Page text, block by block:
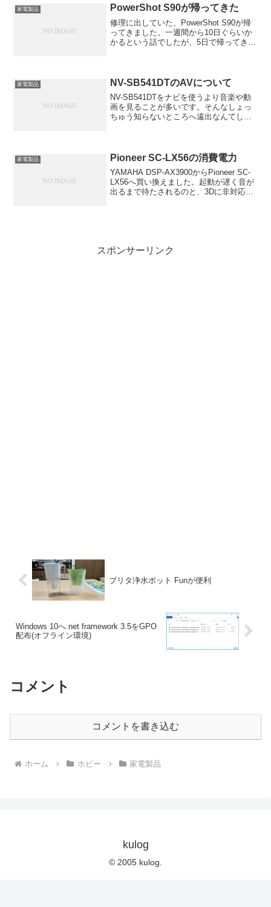
家電製品 PowerShot S90が帰ってきた
修理に出していた、PowerShot S90が帰
ってきました。一週間から10日ぐらいか
かるという話でしたが、5日で帰ってきま
家電製品 NV-SB541DTのAVについて
NV-SB541DTをナビを使うより音楽や動
画を見ることが多いです。そんなしょっ
ちゅう知らないところへ遠出なんてしな
かかわらず順番が...
家電製品 Pioneer SC-LX56の消費電力
YAMAHA DSP-AX3900からPioneer SC-
LX56へ買い換えました。起動が遅く音が
出るまで待たされるのと、3Dに非対応な
スポンサーリンク
ブリタ浄水ポット Funが便利
Windows 10へ.net framework 3.5をGPO
配布(オフライン環境)
コメント
コメントを書き込む
ホーム ホビー 家電製品
kulog
© 2005 kulog.